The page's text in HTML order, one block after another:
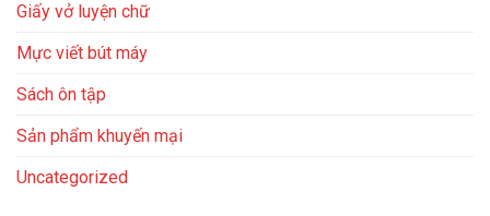
Giấy vở luyện chữ
Mực viết bút máy
Sách ôn tập
Sản phẩm khuyến mại
Uncategorized